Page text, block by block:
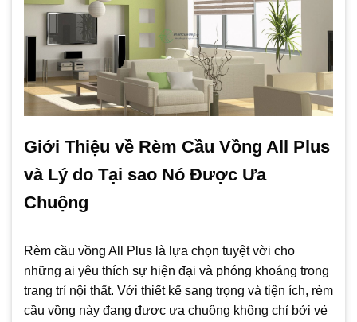
Giới Thiệu về Rèm Cầu Vồng All Plus
và Lý do Tại sao Nó Được Ưa
Chuộng
Rèm cầu vồng All Plus là lựa chọn tuyệt vời cho
những ai yêu thích sự hiện đại và phóng khoáng trong
trang trí nội thất. Với thiết kế sang trọng và tiện ích, rèm
cầu vồng này đang được ưa chuộng không chỉ bởi vẻ